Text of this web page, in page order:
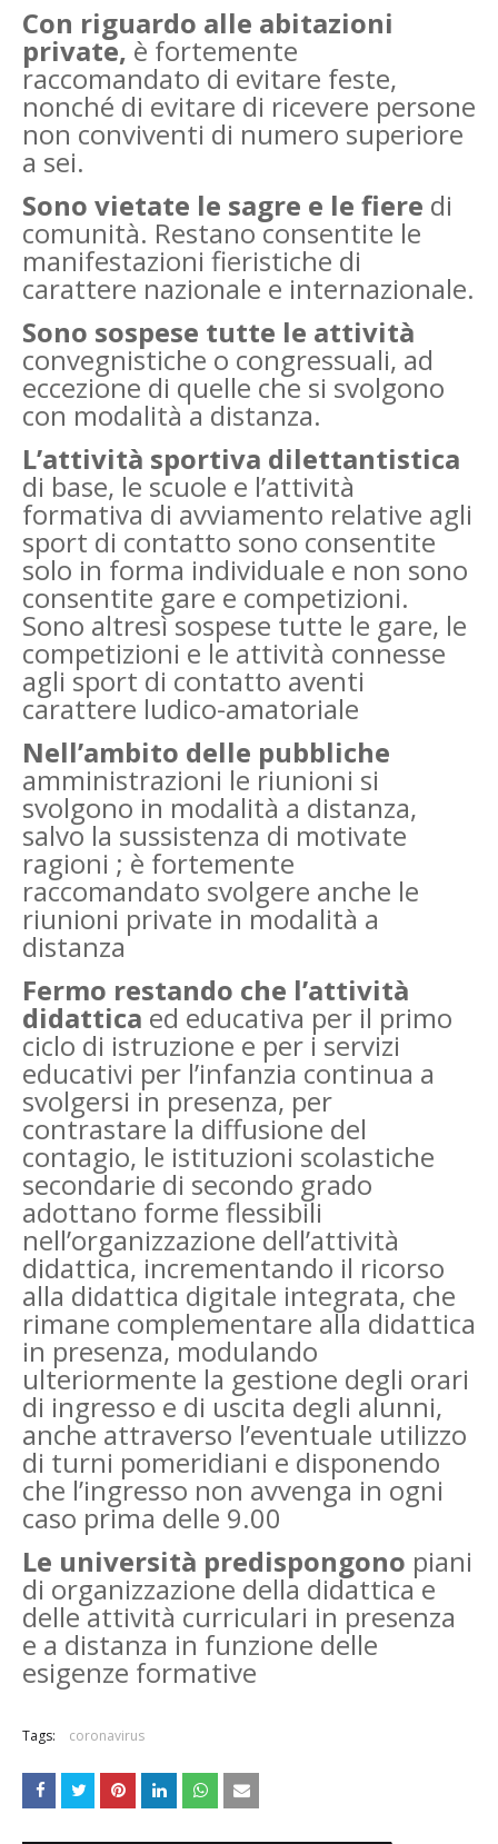
Con riguardo alle abitazioni
private, è fortemente
raccomandato di evitare feste,
nonché di evitare di ricevere persone
non conviventi di numero superiore
a sei.
Sono vietate le sagre e le fiere di
comunità. Restano consentite le
manifestazioni fieristiche di
carattere nazionale e internazionale.
Sono sospese tutte le attività
convegnistiche o congressuali, ad
eccezione di quelle che si svolgono
con modalità a distanza.
L’attività sportiva dilettantistica
di base, le scuole e l’attività
formativa di avviamento relative agli
sport di contatto sono consentite
solo in forma individuale e non sono
consentite gare e competizioni.
Sono altresì sospese tutte le gare, le
competizioni e le attività connesse
agli sport di contatto aventi
carattere ludico-amatoriale
Nell’ambito delle pubbliche
amministrazioni le riunioni si
svolgono in modalità a distanza,
salvo la sussistenza di motivate
ragioni ; è fortemente
raccomandato svolgere anche le
riunioni private in modalità a
distanza
Fermo restando che l’attività
didattica ed educativa per il primo
ciclo di istruzione e per i servizi
educativi per l’infanzia continua a
svolgersi in presenza, per
contrastare la diffusione del
contagio, le istituzioni scolastiche
secondarie di secondo grado
adottano forme flessibili
nell’organizzazione dell’attività
didattica, incrementando il ricorso
alla didattica digitale integrata, che
rimane complementare alla didattica
in presenza, modulando
ulteriormente la gestione degli orari
di ingresso e di uscita degli alunni,
anche attraverso l’eventuale utilizzo
di turni pomeridiani e disponendo
che l’ingresso non avvenga in ogni
caso prima delle 9.00
Le università predispongono piani
di organizzazione della didattica e
delle attività curriculari in presenza
e a distanza in funzione delle
esigenze formative
Tags: coronavirus